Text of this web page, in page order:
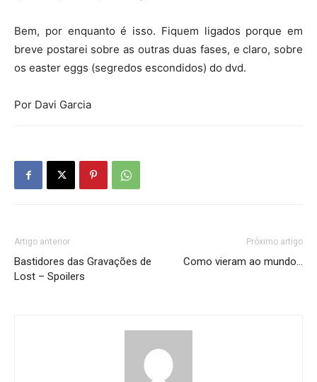
Bem, por enquanto é isso. Fiquem ligados porque em
breve postarei sobre as outras duas fases, e claro, sobre
os easter eggs (segredos escondidos) do dvd.
Por Davi Garcia
Artigo anterior
Bastidores das Gravações de
Lost – Spoilers
Próximo artigo
Como vieram ao mundo…